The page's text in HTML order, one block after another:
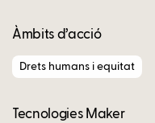
Àmbits d’acció
Drets humans i equitat
Tecnologies Maker